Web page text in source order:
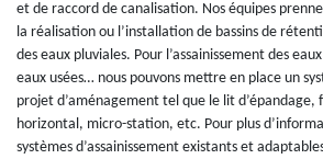
et de raccord de canalisation. Nos équipes
la réalisation ou l’installation de bassins de
des eaux pluviales. Pour l’assainissement des
eaux usées… nous pouvons mettre en place un
projet d’aménagement tel que le lit
horizontal, micro-station, etc. Pour plus
systèmes d’assainissement existants et